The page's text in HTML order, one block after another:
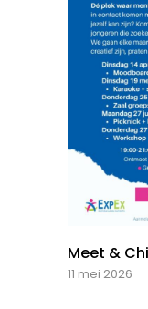
Meet &
11 mei 2026